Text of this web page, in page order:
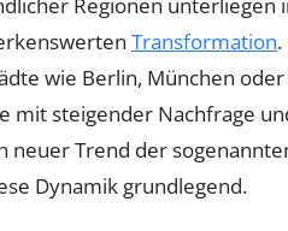
Regionen unterliegen
Transformation.
wie Berlin, München oder
mit steigender Nachfrage
neuer Trend der
Dynamik grundlegend.